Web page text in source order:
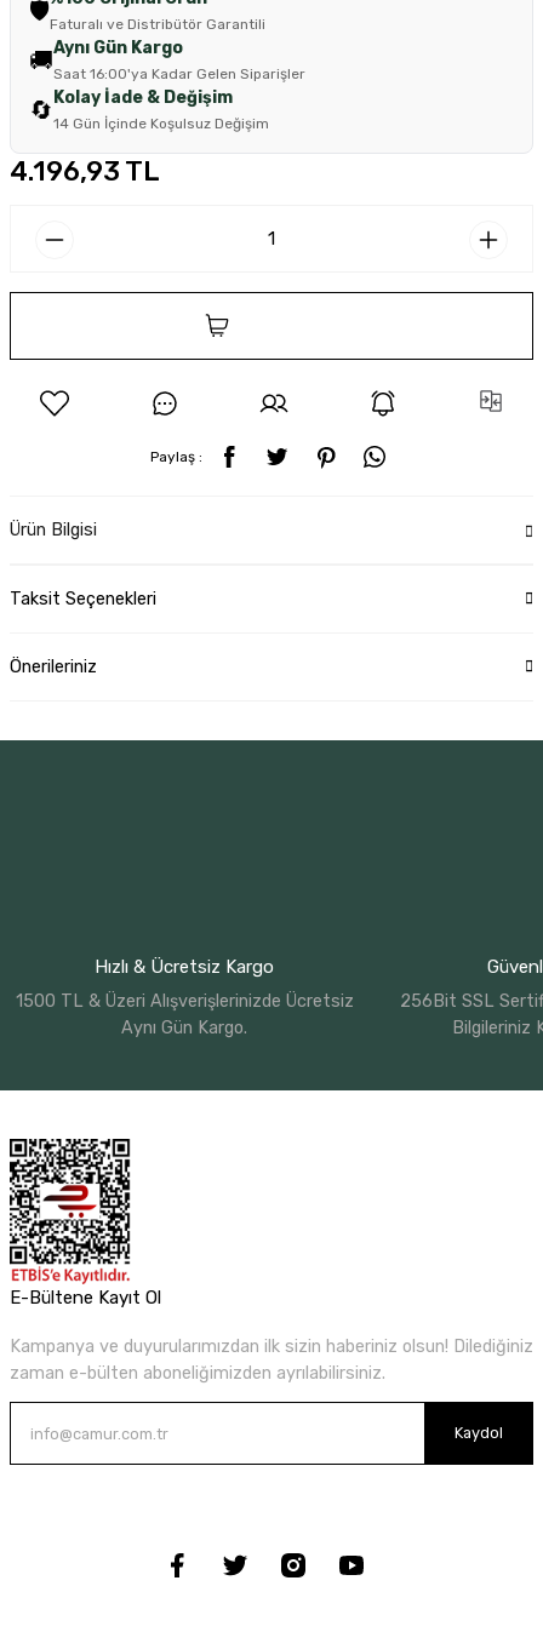
🛡️Faturalı ve Distribütör Garantili
🚚Aynı Gün Kargo
Saat 16:00'ya Kadar Gelen Siparişler
🔄 Kolay İade & Değişim
14 Gün İçinde Koşulsuz Değişim
4.196,93 TL
Paylaş :
Ürün Bilgisi
Taksit Seçenekleri
Önerileriniz
Hızlı & Ücretsiz Kargo
1500 TL & Üzeri Alışverişlerinizde Ücretsiz
Aynı Gün Kargo.
256Bit SSL
Bilgileriniz
E-Bültene Kayıt Ol
Kampanya ve duyurularımızdan ilk sizin haberiniz olsun! Dilediğiniz
zaman e-bülten aboneliğimizden ayrılabilirsiniz.
Kaydol